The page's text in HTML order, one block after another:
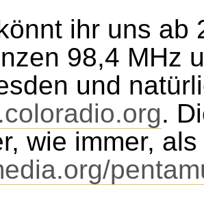
ihr uns ab
98,4 MHz
und
.
wie immer,